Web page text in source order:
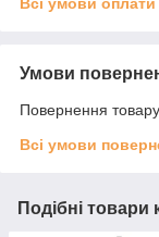
Всі умови оплати
Умови
Повернення
Всі умови
Подібні товари